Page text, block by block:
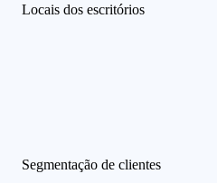
Locais dos escritórios
Segmentação de clientes